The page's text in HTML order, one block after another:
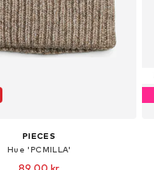
PIECES
Hue 'PCMILLA'